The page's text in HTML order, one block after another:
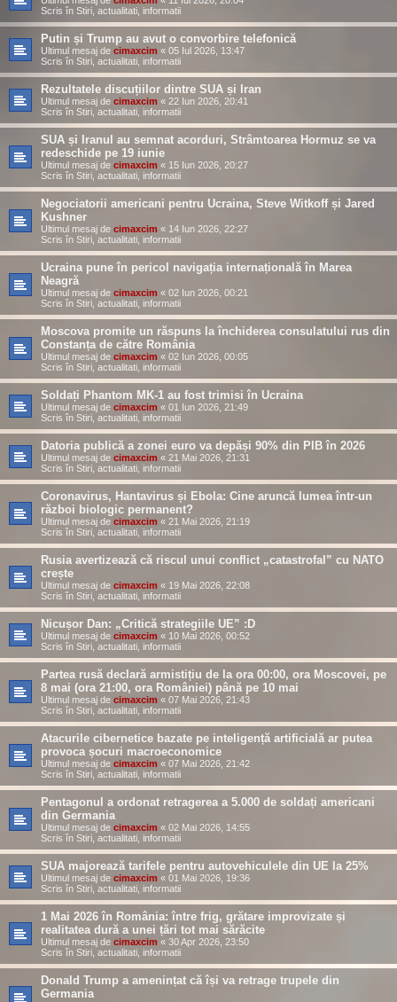
Scris în Stiri, actualitati, informatii
Putin și Trump au avut o convorbire telefonică
Ultimul mesaj de cimaxcim « 05 Iul 2026, 13:47
Scris în Stiri, actualitati, informatii
Rezultatele discuțiilor dintre SUA și Iran
Ultimul mesaj de cimaxcim « 22 Iun 2026, 20:41
Scris în Stiri, actualitati, informatii
SUA și Iranul au semnat acorduri, Strâmtoarea Hormuz se va
redeschide pe 19 iunie
Ultimul mesaj de cimaxcim « 15 Iun 2026, 20:27
Scris în Stiri, actualitati, informatii
Negociatorii americani pentru Ucraina, Steve Witkoff și Jared
Kushner
Ultimul mesaj de cimaxcim « 14 Iun 2026, 22:27
Scris în Stiri, actualitati, informatii
Ucraina pune în pericol navigația internațională în Marea
Neagră
Ultimul mesaj de cimaxcim « 02 Iun 2026, 00:21
Scris în Stiri, actualitati, informatii
Moscova promite un răspuns la închiderea consulatului rus din
Constanța de către România
Ultimul mesaj de cimaxcim « 02 Iun 2026, 00:05
Scris în Stiri, actualitati, informatii
Soldați Phantom MK-1 au fost trimisi în Ucraina
Ultimul mesaj de cimaxcim « 01 Iun 2026, 21:49
Scris în Stiri, actualitati, informatii
Datoria publică a zonei euro va depăși 90% din PIB în 2026
Ultimul mesaj de cimaxcim « 21 Mai 2026, 21:31
Scris în Stiri, actualitati, informatii
Coronavirus, Hantavirus și Ebola: Cine aruncă lumea într-un
război biologic permanent?
Ultimul mesaj de cimaxcim « 21 Mai 2026, 21:19
Scris în Stiri, actualitati, informatii
Rusia avertizează că riscul unui conflict „catastrofal” cu NATO
crește
Ultimul mesaj de cimaxcim « 19 Mai 2026, 22:08
Scris în Stiri, actualitati, informatii
Nicușor Dan: „Critică strategiile UE” :D
Ultimul mesaj de cimaxcim « 10 Mai 2026, 00:52
Scris în Stiri, actualitati, informatii
Partea rusă declară armistițiu de la ora 00:00, ora Moscovei, pe
8 mai (ora 21:00, ora României) până pe 10 mai
Ultimul mesaj de cimaxcim « 07 Mai 2026, 21:43
Scris în Stiri, actualitati, informatii
Atacurile cibernetice bazate pe inteligență artificială ar putea
provoca șocuri macroeconomice
Ultimul mesaj de cimaxcim « 07 Mai 2026, 21:42
Scris în Stiri, actualitati, informatii
Pentagonul a ordonat retragerea a 5.000 de soldați americani
din Germania
Ultimul mesaj de cimaxcim « 02 Mai 2026, 14:55
Scris în Stiri, actualitati, informatii
SUA majorează tarifele pentru autovehiculele din UE la 25%
Ultimul mesaj de cimaxcim « 01 Mai 2026, 19:36
Scris în Stiri, actualitati, informatii
1 Mai 2026 în România: între frig, grătare improvizate și
realitatea dură a unei țări tot mai sărăcite
Ultimul mesaj de cimaxcim « 30 Apr 2026, 23:50
Scris în Stiri, actualitati, informatii
Donald Trump a amenințat că își va retrage trupele din
Germania